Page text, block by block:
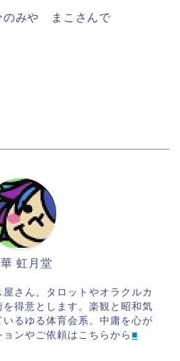
のみや まこさんで
虹月堂
さん。タロットやオラクルカ
得意とします。楽観と昭和気
るゆる体育会系。中庸を心が
ンやご依頼はこちらから ■